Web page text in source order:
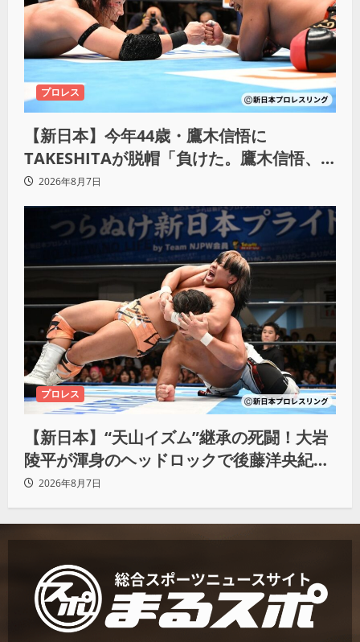
プロレス
【新日本】今年44歳・鷹木信悟に
TAKESHITAが脱帽「負けた。鷹木信悟、
強いわ！」
2026年8月7日
プロレス
【新日本】“天山イズム”継承の死闘！大岩
陵平が渾身のヘッドロックで後藤洋央紀か
らタップ奪取 執念の「リベンジ＆4勝目」
2026年8月7日